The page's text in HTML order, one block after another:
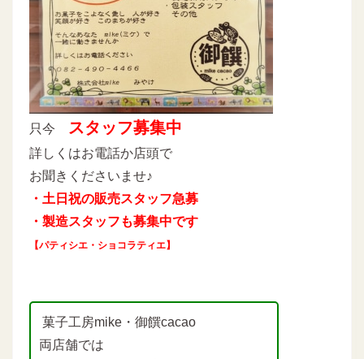
只今 スタッフ募集中
詳しくはお電話か店頭で
お聞きくださいませ♪
・土日祝の販売スタッフ急募
・製造スタッフも募集中です
【パティシエ・ショコラティエ】
菓子工房mike・御饌cacao
両店舗では